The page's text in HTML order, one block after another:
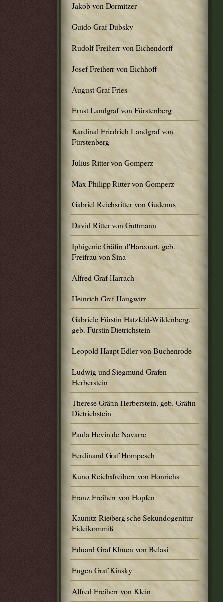
Jakob von Dormitzer
Guido Graf Dubsky
Rudolf Freiherr von Eichendorff
Josef Freiherr von Eichhoff
August Graf Fries
Ernst Landgraf von Fürstenberg
Kardinal Friedrich Landgraf von
Fürstenberg
Julius Ritter von Gomperz
Max Philipp Ritter von Gomperz
Gabriel Reichsritter von Gudenus
David Ritter von Guttmann
Iphigenie Gräfin d'Harcourt, geb.
Freifrau von Sina
Alfred Graf Harrach
Heinrich Graf Haugwitz
Gabriele Fürstin Hatzfeld-Wildenberg,
geb. Fürstin Dietrichstein
Leopold Haupt Edler von Buchenrode
Ludwig und Siegmund Grafen
Herberstein
Therese Gräfin Herberstein, geb. Gräfin
Dietrichstein
Paula Hevin de Navarre
Ferdinand Graf Hompesch
Kuno Reichsfreiherr von Honrichs
Franz Freiherr von Hopfen
Kaunitz-Rietberg'sche Sekundogenitur-
Fideikommiß
Eduard Graf Khuen von Belasi
Eugen Graf Kinsky
Alfred Freiherr von Klein